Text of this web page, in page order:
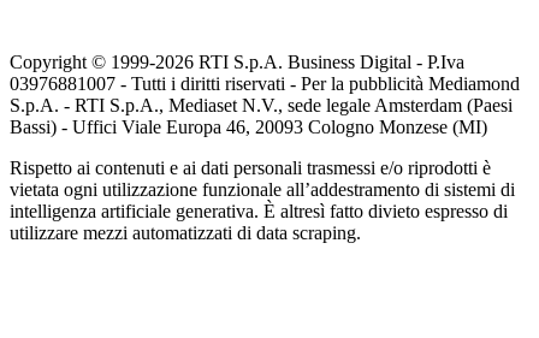
Copyright © 1999-2026 RTI S.p.A. Business Digital - P.Iva
03976881007 - Tutti i diritti riservati - Per la pubblicità Mediamond
S.p.A. - RTI S.p.A., Mediaset N.V., sede legale Amsterdam (Paesi
Bassi) - Uffici Viale Europa 46, 20093 Cologno Monzese (MI)
Rispetto ai contenuti e ai dati personali trasmessi e/o riprodotti è
vietata ogni utilizzazione funzionale all’addestramento di sistemi di
intelligenza artificiale generativa. È altresì fatto divieto espresso di
utilizzare mezzi automatizzati di data scraping.